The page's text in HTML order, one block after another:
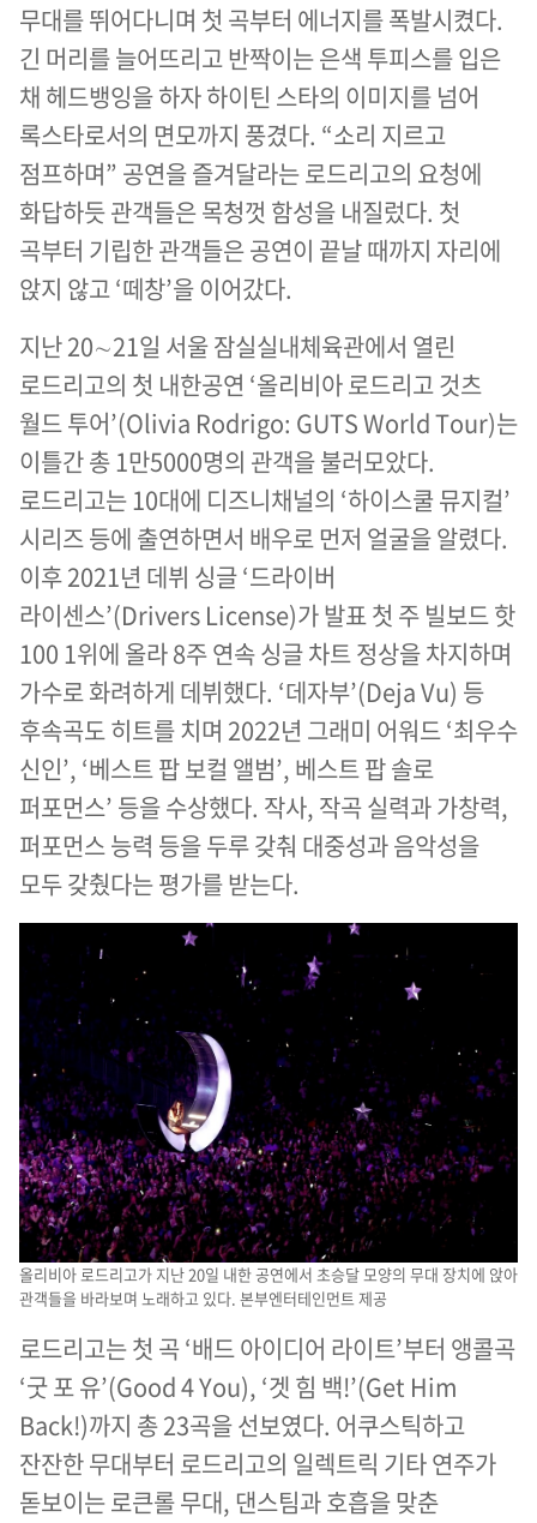
무대를 뛰어다니며 첫 곡부터 에너지를 폭발시켰다.
긴 머리를 늘어뜨리고 반짝이는 은색 투피스를 입은
채 헤드뱅잉을 하자 하이틴 스타의 이미지를 넘어
록스타로서의 면모까지 풍겼다. “소리 지르고
점프하며” 공연을 즐겨달라는 로드리고의 요청에
화답하듯 관객들은 목청껏 함성을 내질렀다. 첫
곡부터 기립한 관객들은 공연이 끝날 때까지 자리에
앉지 않고 ‘떼창’을 이어갔다.
지난 20∼21일 서울 잠실실내체육관에서 열린
로드리고의 첫 내한공연 ‘올리비아 로드리고 것츠
월드 투어’(Olivia Rodrigo: GUTS World Tour)는
이틀간 총 1만5000명의 관객을 불러모았다.
로드리고는 10대에 디즈니채널의 ‘하이스쿨 뮤지컬’
시리즈 등에 출연하면서 배우로 먼저 얼굴을 알렸다.
이후 2021년 데뷔 싱글 ‘드라이버
라이센스’(Drivers License)가 발표 첫 주 빌보드 핫
100 1위에 올라 8주 연속 싱글 차트 정상을 차지하며
가수로 화려하게 데뷔했다. ‘데자부’(Deja Vu) 등
후속곡도 히트를 치며 2022년 그래미 어워드 ‘최우수
신인’, ‘베스트 팝 보컬 앨범’, 베스트 팝 솔로
퍼포먼스’ 등을 수상했다. 작사, 작곡 실력과 가창력,
퍼포먼스 능력 등을 두루 갖춰 대중성과 음악성을
모두 갖췄다는 평가를 받는다.
올리비아 로드리고가 지난 20일 내한 공연에서 초승달 모양의 무대 장치에 앉아
관객들을 바라보며 노래하고 있다. 본부엔터테인먼트 제공
로드리고는 첫 곡 ‘배드 아이디어 라이트’부터 앵콜곡
‘굿 포 유’(Good 4 You), ‘겟 힘 백!’(Get Him
Back!)까지 총 23곡을 선보였다. 어쿠스틱하고
잔잔한 무대부터 로드리고의 일렉트릭 기타 연주가
돋보이는 로큰롤 무대, 댄스팀과 호흡을 맞춘